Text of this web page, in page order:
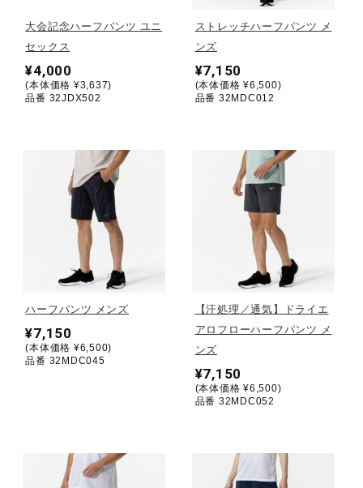
バドミントン
陸上競技
卓球
ソフトボール
柔道
大会記念ハーフパンツ ユニ
セックス
¥4,000
(本体価格 ¥3,637)
品番 32JDX502
ストレッチハーフパンツ メ
ンズ
¥7,150
(本体価格 ¥6,500)
品番 32MDC012
ハーフパンツ メンズ
¥7,150
(本体価格 ¥6,500)
品番 32MDC045
【汗処理／通気】ドライエ
アロフローハーフパンツ メ
ンズ
¥7,150
(本体価格 ¥6,500)
品番 32MDC052